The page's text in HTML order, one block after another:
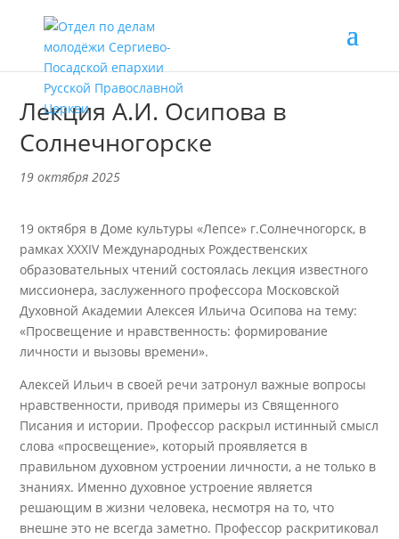
Лекция А.И. Осипова в
Солнечногорске
19 октября 2025
19 октября в Доме культуры «Лепсе» г.Солнечногорск, в
рамках XXXIV Международных Рождественских
образовательных чтений состоялась лекция известного
миссионера, заслуженного профессора Московской
Духовной Академии Алексея Ильича Осипова на тему:
«Просвещение и нравственность: формирование
личности и вызовы времени».
Алексей Ильич в своей речи затронул важные вопросы
нравственности, приводя примеры из Священного
Писания и истории. Профессор раскрыл истинный смысл
слова «просвещение», который проявляется в
правильном духовном устроении личности, а не только в
знаниях. Именно духовное устроение является
решающим в жизни человека, несмотря на то, что
внешне это не всегда заметно. Профессор раскритиковал